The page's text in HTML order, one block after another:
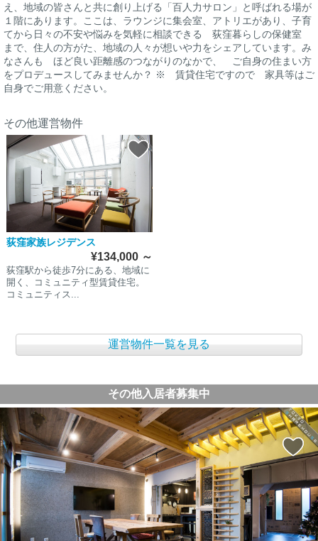
え、地域の皆さんと共に創り上げる「百人力サロン」と呼ばれる場が
１階にあります。ここは、ラウンジに集会室、アトリエがあり、子育
てから日々の不安や悩みを気軽に相談できる 荻窪暮らしの保健室
まで、住人の方がた、地域の人々が想いや力をシェアしています。み
なさんも ほど良い距離感のつながりのなかで、 ご自身の住まい方
をプロデュースしてみませんか？ ※ 賃貸住宅ですので 家具等はご
自身でご用意ください。
その他運営物件
荻窪家族レジデンス
¥134,000 ～
荻窪駅から徒歩7分にある、地域に
開く、コミュニティ型賃貸住宅。
コミュニティス...
運営物件一覧を見る
その他入居者募集中